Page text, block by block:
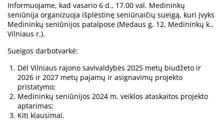
Informuojame, kad vasario 6 d., 17.00 val. Medininkų
seniūnija organizuoja išplėstinę seniūnaičių sueigą, kuri įvyks
Medininkų seniūnijos patalpose (Medaus g. 12, Medininkų k.,
Vilniaus r.).
Sueigos darbotvarkė:
Dėl Vilniaus rajono savivaldybės 2025 metų biudžeto ir
2026 ir 2027 metų pajamų ir asignavimų projekto
pristatymo;
Medininkų seniūnijos 2024 m. veiklos ataskaitos projekto
aptarimas;
Kiti klausimai.